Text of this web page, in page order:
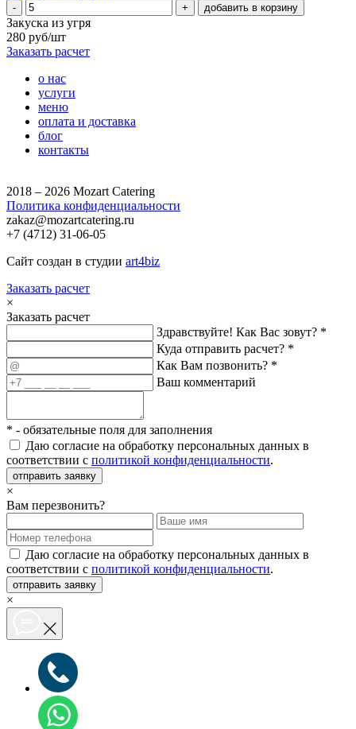
- +
Закуска из угря
280 руб/шт
Заказать расчет
о нас
услуги
меню
оплата и доставка
блог
контакты
2018 – 2026 Mozart Catering
Политика конфиденциальности
zakaz@mozartcatering.ru
+7 (4712) 31-06-05
Сайт создан в студии art4biz
Заказать расчет
×
Заказать расчет
Здравствуйте! Как Вас зовут? *
Куда отправить расчет? *
Как Вам позвонить? *
Ваш комментарий
* - обязательные поля для заполнения
Даю согласие на обработку персональных данных в
соответствии с политикой конфиденциальности.
отправить заявку
×
Вам перезвонить?
Даю согласие на обработку персональных данных в
соответствии с политикой конфиденциальности.
отправить заявку
×